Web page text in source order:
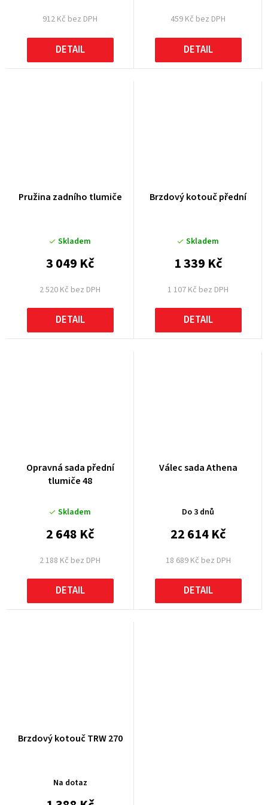
912 Kč bez DPH
DETAIL
459 Kč bez DPH
DETAIL
Pružina zadního tlumiče
Skladem
2 520 Kč bez DPH
3 049 Kč
DETAIL
Brzdový kotouč přední
Skladem
1 107 Kč bez DPH
1 339 Kč
DETAIL
Opravná sada přední
tlumiče 48
Skladem
2 188 Kč bez DPH
2 648 Kč
DETAIL
Válec sada Athena
Do 3 dnů
18 689 Kč bez DPH
22 614 Kč
DETAIL
Brzdový kotouč TRW 270
Na dotaz